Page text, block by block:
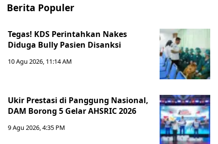
Berita Populer
Tegas! KDS Perintahkan Nakes
Diduga Bully Pasien Disanksi
10 Agu 2026, 11:14 AM
Ukir Prestasi di Panggung Nasional,
DAM Borong 5 Gelar AHSRIC 2026
9 Agu 2026, 4:35 PM